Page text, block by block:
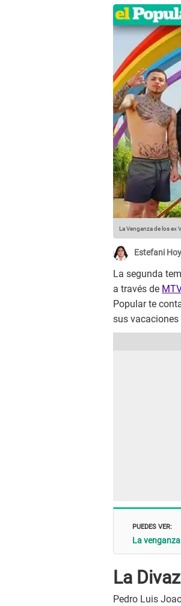
La Venganza de los ex
Estefani
La segunda
a través de
Popular te
sus
PUEDES VER:
La
La
Pedro Luis